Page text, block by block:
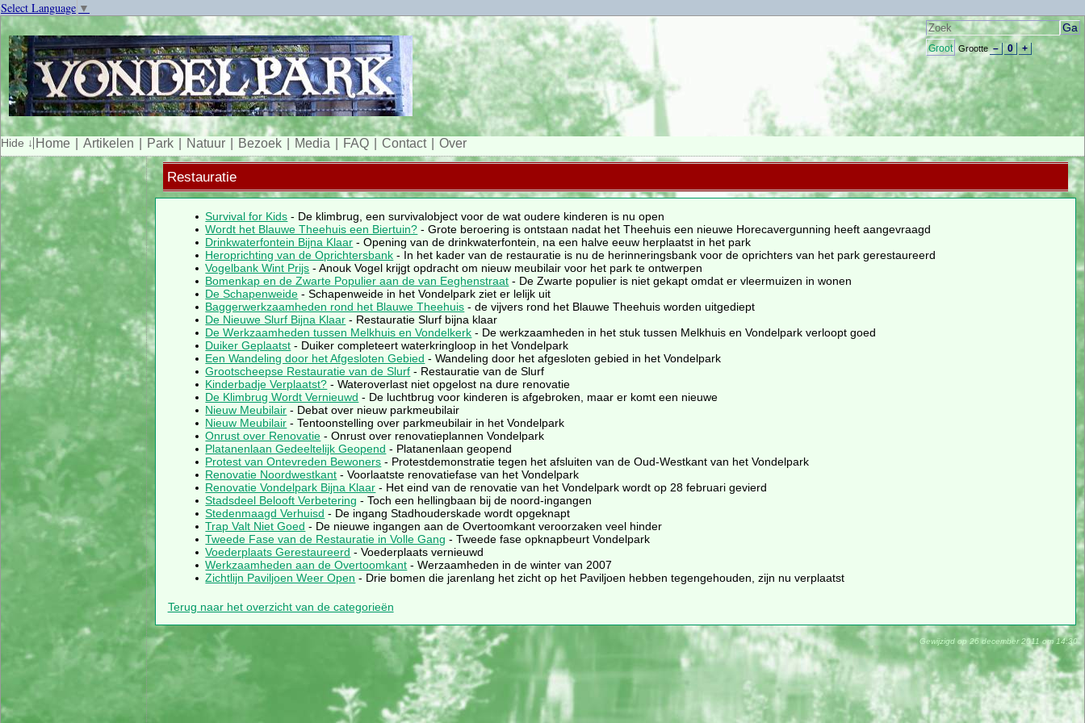
Select Language ▼
Groot Grootte – 0 +
Home Artikelen Park Natuur Bezoek Media FAQ Contact Over
Restauratie
Survival for Kids - De klimbrug, een survivalobject voor de wat oudere kinderen is nu open
Wordt het Blauwe Theehuis een Biertuin? - Grote beroering is ontstaan nadat het Theehuis een nieuwe Horecavergunning heeft aangevraagd
Drinkwaterfontein Bijna Klaar - Opening van de drinkwaterfontein, na een halve eeuw herplaatst in het park
Heroprichting van de Oprichtersbank - In het kader van de restauratie is nu de herinneringsbank voor de oprichters van het park gerestaureerd
Vogelbank Wint Prijs - Anouk Vogel krijgt opdracht om nieuw meubilair voor het park te ontwerpen
Bomenkap en de Zwarte Populier aan de van Eeghenstraat - De Zwarte populier is niet gekapt omdat er vleermuizen in wonen
De Schapenweide - Schapenweide in het Vondelpark ziet er lelijk uit
Baggerwerkzaamheden rond het Blauwe Theehuis - de vijvers rond het Blauwe Theehuis worden uitgediept
De Nieuwe Slurf Bijna Klaar - Restauratie Slurf bijna klaar
De Werkzaamheden tussen Melkhuis en Vondelkerk - De werkzaamheden in het stuk tussen Melkhuis en Vondelpark verloopt goed
Duiker Geplaatst - Duiker completeert waterkringloop in het Vondelpark
Een Wandeling door het Afgesloten Gebied - Wandeling door het afgesloten gebied in het Vondelpark
Grootscheepse Restauratie van de Slurf - Restauratie van de Slurf
Kinderbadje Verplaatst? - Wateroverlast niet opgelost na dure renovatie
De Klimbrug Wordt Vernieuwd - De luchtbrug voor kinderen is afgebroken, maar er komt een nieuwe
Nieuw Meubilair - Debat over nieuw parkmeubilair
Nieuw Meubilair - Tentoonstelling over parkmeubilair in het Vondelpark
Onrust over Renovatie - Onrust over renovatieplannen Vondelpark
Platanenlaan Gedeeltelijk Geopend - Platanenlaan geopend
Protest van Ontevreden Bewoners - Protestdemonstratie tegen het afsluiten van de Oud-Westkant van het Vondelpark
Renovatie Noordwestkant - Voorlaatste renovatiefase van het Vondelpark
Renovatie Vondelpark Bijna Klaar - Het eind van de renovatie van het Vondelpark wordt op 28 februari gevierd
Stadsdeel Belooft Verbetering - Toch een hellingbaan bij de noord-ingangen
Stedenmaagd Verhuisd - De ingang Stadhouderskade wordt opgeknapt
Trap Valt Niet Goed - De nieuwe ingangen aan de Overtoomkant veroorzaken veel hinder
Tweede Fase van de Restauratie in Volle Gang - Tweede fase opknapbeurt Vondelpark
Voederplaats Gerestaureerd - Voederplaats vernieuwd
Werkzaamheden aan de Overtoomkant - Werzaamheden in de winter van 2007
Zichtlijn Paviljoen Weer Open - Drie bomen die jarenlang het zicht op het Paviljoen hebben tegengehouden, zijn nu verplaatst
Terug naar het overzicht van de categorieën
Gewijzigd op 26 december 2011 om 14:30